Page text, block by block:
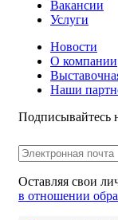
Вакансии
Услуги
Новости
О компании
Наши
Подписывайтесь
Оставляя свои
в отношении